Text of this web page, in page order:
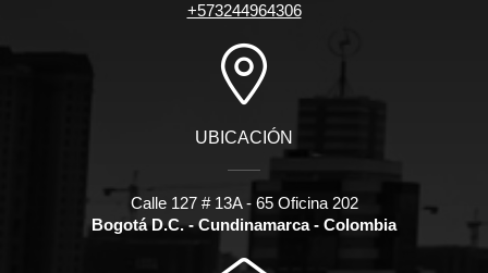
+573244964306
UBICACIÓN
Calle 127 # 13A - 65 Oficina 202
Bogotá D.C. - Cundinamarca - Colombia